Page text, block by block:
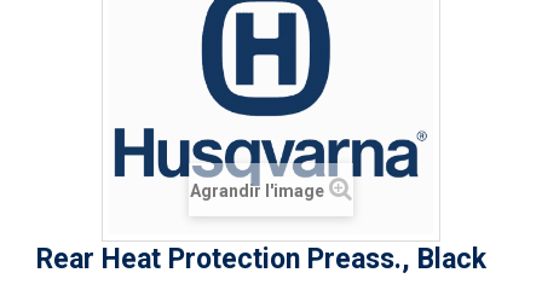
Agrandir l'image
Rear Heat Protection Preass., Black